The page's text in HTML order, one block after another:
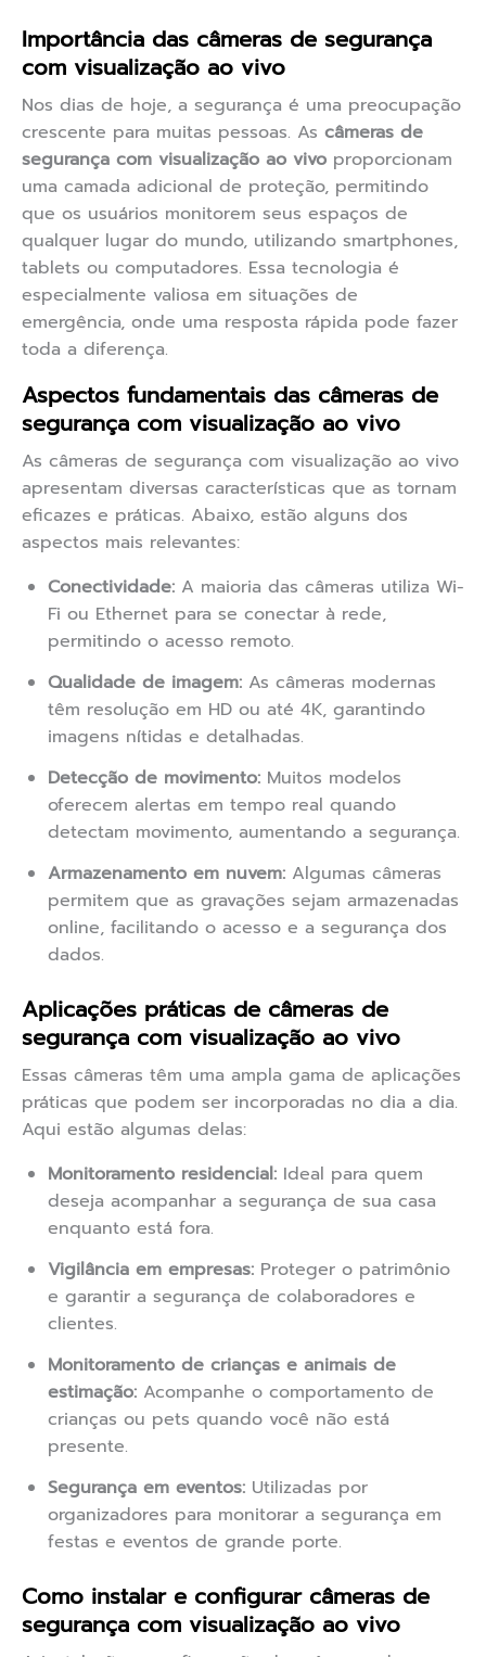
Importância das câmeras de segurança
com visualização ao vivo
Nos dias de hoje, a segurança é uma preocupação
crescente para muitas pessoas. As câmeras de
segurança com visualização ao vivo proporcionam
uma camada adicional de proteção, permitindo
que os usuários monitorem seus espaços de
qualquer lugar do mundo, utilizando smartphones,
tablets ou computadores. Essa tecnologia é
especialmente valiosa em situações de
emergência, onde uma resposta rápida pode fazer
toda a diferença.
Aspectos fundamentais das câmeras de
segurança com visualização ao vivo
As câmeras de segurança com visualização ao vivo
apresentam diversas características que as tornam
eficazes e práticas. Abaixo, estão alguns dos
aspectos mais relevantes:
Conectividade: A maioria das câmeras utiliza Wi-
Fi ou Ethernet para se conectar à rede,
permitindo o acesso remoto.
Qualidade de imagem: As câmeras modernas
têm resolução em HD ou até 4K, garantindo
imagens nítidas e detalhadas.
Detecção de movimento: Muitos modelos
oferecem alertas em tempo real quando
detectam movimento, aumentando a segurança.
Armazenamento em nuvem: Algumas câmeras
permitem que as gravações sejam armazenadas
online, facilitando o acesso e a segurança dos
dados.
Aplicações práticas de câmeras de
segurança com visualização ao vivo
Essas câmeras têm uma ampla gama de aplicações
práticas que podem ser incorporadas no dia a dia.
Aqui estão algumas delas:
Monitoramento residencial: Ideal para quem
deseja acompanhar a segurança de sua casa
enquanto está fora.
Vigilância em empresas: Proteger o patrimônio
e garantir a segurança de colaboradores e
clientes.
Monitoramento de crianças e animais de
estimação: Acompanhe o comportamento de
crianças ou pets quando você não está
presente.
Segurança em eventos: Utilizadas por
organizadores para monitorar a segurança em
festas e eventos de grande porte.
Como instalar e configurar câmeras de
segurança com visualização ao vivo